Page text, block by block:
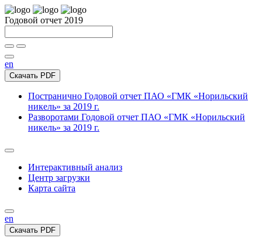
Годовой отчет 2019
en
Скачать PDF
Постранично Годовой отчет ПАО «ГМК «Норильский
никель» за 2019 г.
Разворотами Годовой отчет ПАО «ГМК «Норильский
никель» за 2019 г.
Интерактивный анализ
Центр загрузки
Карта сайта
en
Скачать PDF